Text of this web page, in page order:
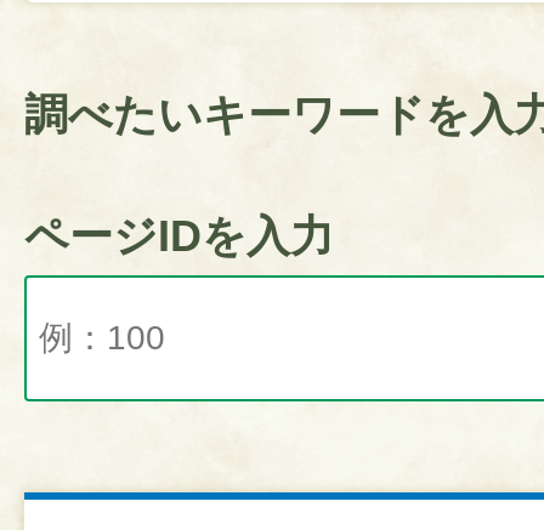
調べたいキーワードを入
ページIDを入力